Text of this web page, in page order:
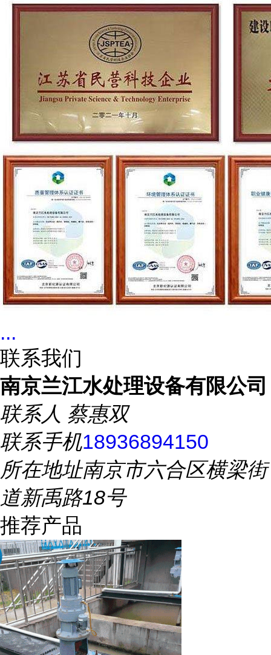
...
联系我们
南京兰江水处理设备有限公司
联系人 蔡惠双
联系手机18936894150
所在地址南京市六合区横梁街
道新禹路18号
推荐产品